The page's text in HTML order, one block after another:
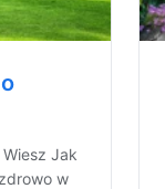
Jak
w